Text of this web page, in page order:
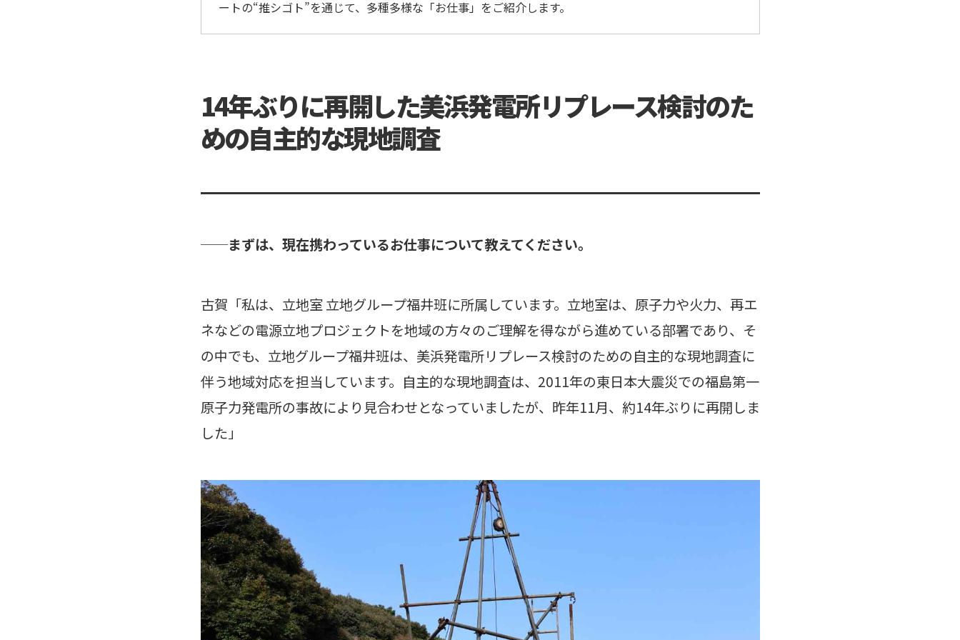
ートの“推シゴト”を通じて、多種多様な「お仕事」をご紹介します。
14年ぶりに再開した美浜発電所リプレース検討のた
めの自主的な現地調査
──まずは、現在携わっているお仕事について教えてください。
古賀「私は、立地室 立地グループ福井班に所属しています。立地室は、原子力や火力、再エ
ネなどの電源立地プロジェクトを地域の方々のご理解を得ながら進めている部署であり、そ
の中でも、立地グループ福井班は、美浜発電所リプレース検討のための自主的な現地調査に
伴う地域対応を担当しています。自主的な現地調査は、2011年の東日本大震災での福島第一
原子力発電所の事故により見合わせとなっていましたが、昨年11月、約14年ぶりに再開しま
した」